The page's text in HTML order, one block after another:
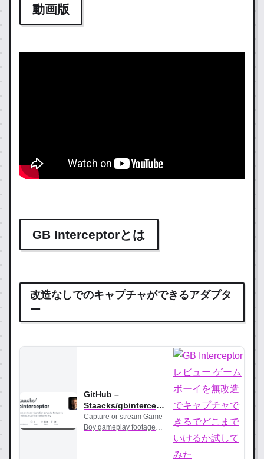
動画版
GB Interceptorとは
改造なしでのキャプチャができるアダプタ
ー
GitHub –
Staacks/gbintercept
or: Capture or
stream Game Boy
Capture or stream Game
Boy gameplay footage